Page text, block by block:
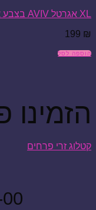
XL אגרטל AVIV בצבע אפור
199 ₪
הוספה לסל
הזמינו
קטלוג זרי פרחים